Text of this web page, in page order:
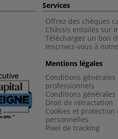
Services
Offrez des chèques
Châssis entoilés sur
Téléchargez un bon
Inscrivez-vous à
Mentions légales
Conditions générales
professionnels
Conditions générales
Droit de rétractation
Cookies et protection
personnelles
Pixel de tracking